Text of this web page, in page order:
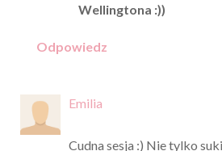
Wellingtona :))
Odpowiedz
Emilia
Cudna sesja :) Nie tylko